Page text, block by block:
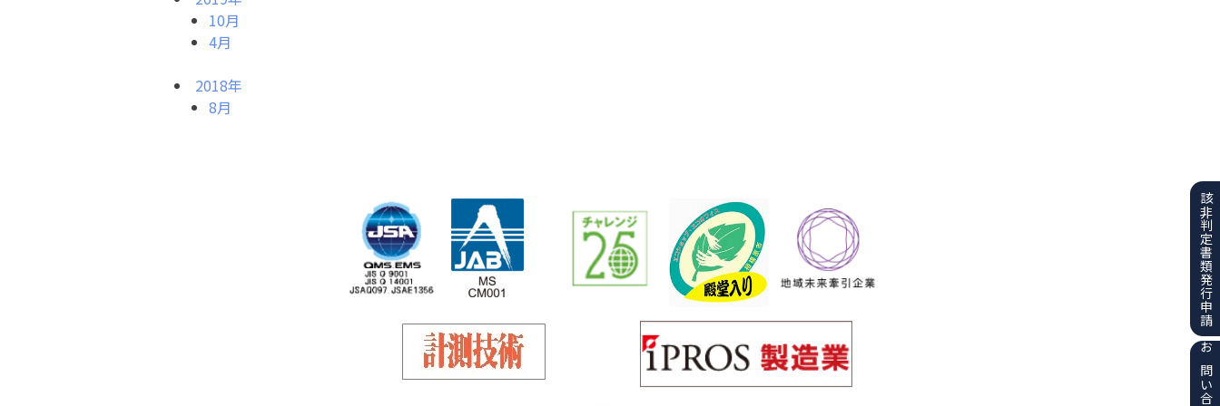
10月
4月
2018年
8月
該非判定書類
発行申請